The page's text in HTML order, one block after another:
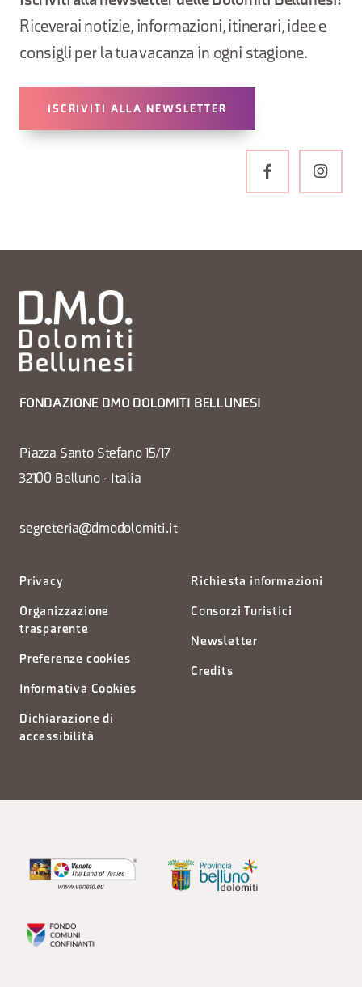
Riceverai notizie, informazioni, itinerari, idee e
consigli per la tua vacanza in ogni stagione.
ISCRIVITI ALLA NEWSLETTER
FONDAZIONE DMO DOLOMITI BELLUNESI
Piazza Santo Stefano 15/17
32100 Belluno - Italia
segreteria@dmodolomiti.it
Privacy
Organizzazione
trasparente
Preferenze cookies
Informativa Cookies
Dichiarazione di
accessibilità
Richiesta informazioni
Consorzi Turistici
Newsletter
Credits